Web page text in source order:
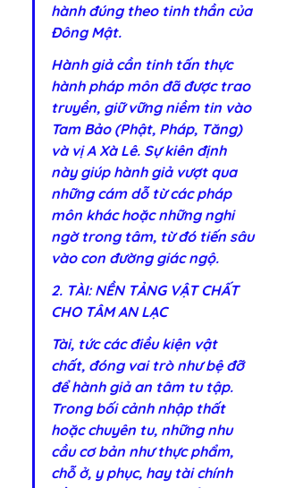
hành đúng theo tinh thần của
Đông Mật.
Hành giả cần tinh tấn thực
hành pháp môn đã được trao
truyền, giữ vững niềm tin vào
Tam Bảo (Phật, Pháp, Tăng)
và vị A Xà Lê. Sự kiên định
này giúp hành giả vượt qua
những cám dỗ từ các pháp
môn khác hoặc những nghi
ngờ trong tâm, từ đó tiến sâu
vào con đường giác ngộ.
2. TÀI: NỀN TẢNG VẬT CHẤT
CHO TÂM AN LẠC
Tài, tức các điều kiện vật
chất, đóng vai trò như bệ đỡ
để hành giả an tâm tu tập.
Trong bối cảnh nhập thất
hoặc chuyên tu, những nhu
cầu cơ bản như thực phẩm,
chỗ ở, y phục, hay tài chính